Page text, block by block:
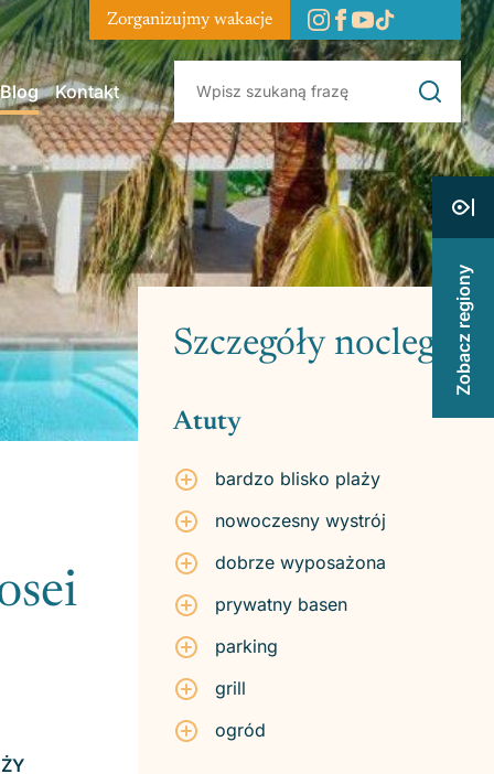
Blog Kontakt
Zorganizujmy wakacje
Szczegóły noclegu
Atuty
bardzo blisko plaży
nowoczesny wystrój
dobrze wyposażona
prywatny basen
parking
grill
ogród
Zobacz regiony